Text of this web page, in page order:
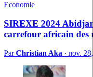
Economie
SIREXE 2024
carrefour africain des
ParChristian Aka · nov.